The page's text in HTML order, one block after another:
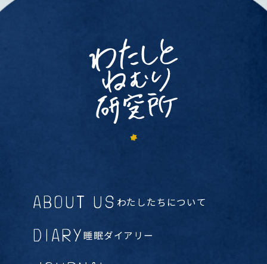
ABOUT US わたしたちについて
DIARY睡眠ダイアリー